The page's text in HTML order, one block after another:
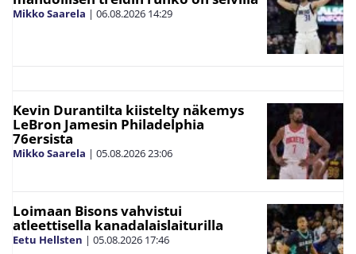
Mikko Saarela | 06.08.2026 14:29
Kevin Durantilta kiistelty näkemys
LeBron Jamesin Philadelphia
76ersista
Mikko Saarela | 05.08.202623:06
Loimaan Bisons vahvistui
atleettisella kanadalaislaiturilla
Eetu Hellsten | 05.08.2026 17:46